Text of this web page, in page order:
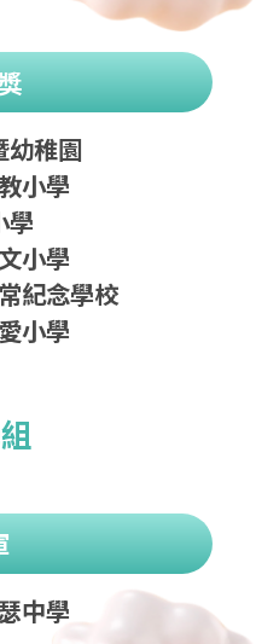
幼稚園
小學
學
小學
紀念學校
小學
中學